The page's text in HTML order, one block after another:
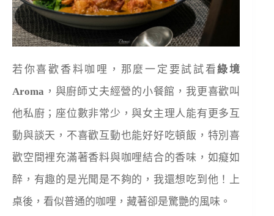
若你喜歡香料咖哩，那麼一定要試試看綠境
Aroma ，與廚師丈夫經營的小餐館，我更喜歡叫
他私廚；座位數非常少，與女主理人能有更多互
動與談天，不喜歡互動也能好好吃頓飯，特別喜
歡空間裡充滿著香料與咖哩結合的香味，如癡如
醉，有趣的是光聞是不夠的，我還想吃到他！上
桌後，看似普通的咖哩，藏著卻是驚艷的風味。